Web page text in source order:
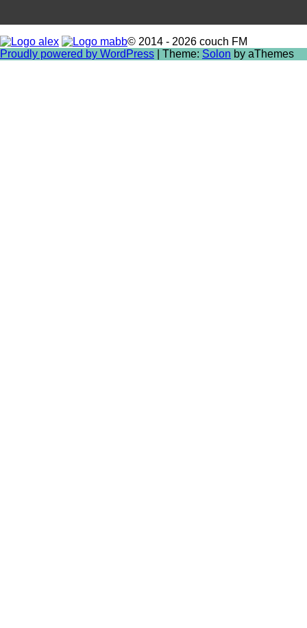
© 2014 - 2026 couch FM
Proudly powered by WordPress
Theme: Solon by aThemes